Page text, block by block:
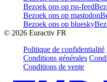
Bezoek ons op rss-feed
Bezoek ons op mastodon
Bezoek ons op bluesky
© 2026 Euractiv FR
Politique de confidentialité
Conditions générales
Conditions de vente